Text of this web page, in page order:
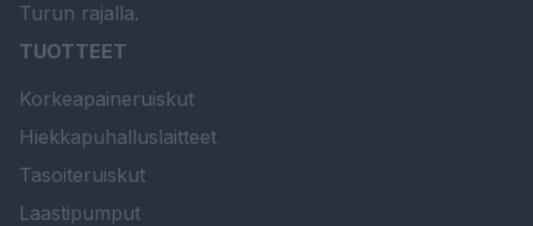
Turun rajalla.
TUOTTEET
Korkeapaineruiskut
Hiekkapuhalluslaitteet
Tasoiteruiskut
Laastipumput